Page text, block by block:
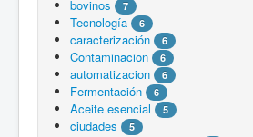
bovinos 7
Tecnología 6
caracterización 6
Contaminacion 6
automatizacion 6
Fermentación 6
Aceite esencial 5
ciudades 5